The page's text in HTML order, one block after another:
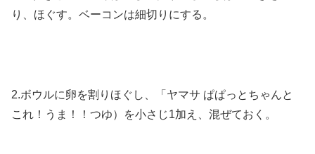
り、ほぐす。ベーコンは細切りにする。
2.ボウルに卵を割りほぐし、「ヤマサ ぱぱっとちゃんと
これ！うま！！つゆ）を小さじ1加え、混ぜておく。